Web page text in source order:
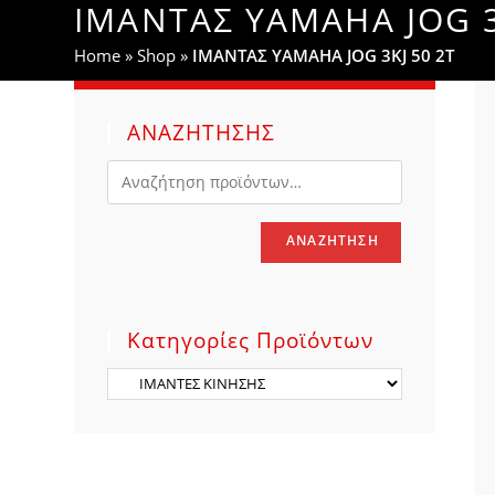
WEBSITE
SEARCH
ΙΜΑΝΤΑΣ YAMAHA JOG
Home »Shop » ΙΜΑΝΤΑΣ YAMAHA JOG 3KJ 50 2Τ
ΑΝΑΖΗΤΗΣΗΣ
ΑΝΑΖΉΤΗΣΗ
Κατηγορίες Προϊόντων